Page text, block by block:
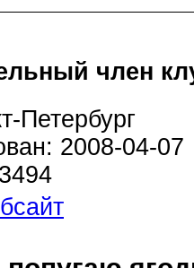
член
Петербург
2008-04-07